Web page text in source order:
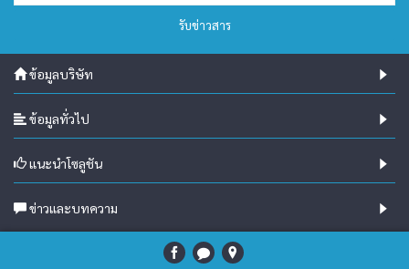
รับข่าวสาร
ข้อมูลบริษัท
ข้อมูลทั่วไป
แนะนำโซลูชัน
ข่าวและบทความ